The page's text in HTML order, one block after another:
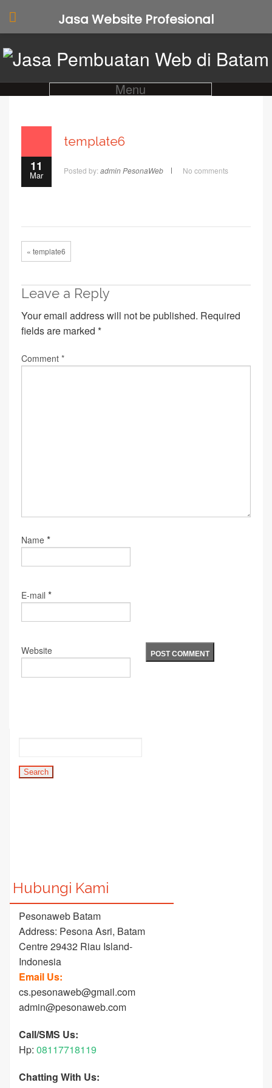
Menu
11
Mar
template6
Posted by: admin PesonaWeb No comments
« template6
Leave a Reply
Your email address will not be published. Required
fields are marked *
Comment *
Name *
E-mail *
Website
Hubungi Kami
Pesonaweb Batam
Address: Pesona Asri, Batam
Centre 29432 Riau Island-
Indonesia
Email Us:
cs.pesonaweb@gmail.com
admin@pesonaweb.com
Call/SMS Us:
Hp: 08117718119
Chatting With Us:
Jasa Website Profesional